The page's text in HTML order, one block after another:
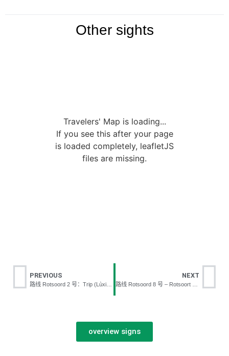
Other sights
Travelers' Map is loading...
If you see this after your page
is loaded completely, leafletJS
files are missing.
PREVIOUS NEXT
overview signs